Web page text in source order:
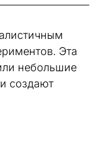
Эта
небольшие
создают